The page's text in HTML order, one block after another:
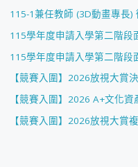
115-1兼任教師 (3D動畫專長)
115學年度申請入學第二階段
115學年度申請入學第二階段
【競賽入圍】2026放視大賞
【競賽入圍】2026 A+文化
【競賽入圍】2026放視大賞